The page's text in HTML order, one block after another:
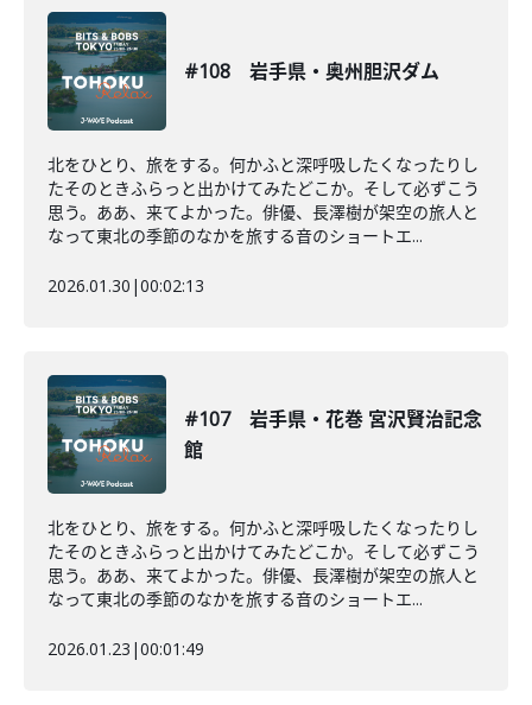
#108 岩手県・奥州胆沢ダム
北をひとり、旅をする。何かふと深呼吸したくなったりし
たそのときふらっと出かけてみたどこか。そして必ずこう
思う。ああ、来てよかった。俳優、長澤樹が架空の旅人と
なって東北の季節のなかを旅する音のショートエ...
2026.01.30 |00:02:13
#107 岩手県・花巻 宮沢賢治記念
館
北をひとり、旅をする。何かふと深呼吸したくなったりし
たそのときふらっと出かけてみたどこか。そして必ずこう
思う。ああ、来てよかった。俳優、長澤樹が架空の旅人と
なって東北の季節のなかを旅する音のショートエ...
2026.01.23 |00:01:49